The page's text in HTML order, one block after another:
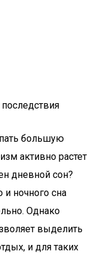
большую
активно растет
дневной сон?
ночного сна
Однако
выделить
и для таких